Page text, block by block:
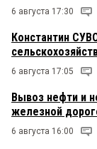
6 августа 17:30
Константин
6 августа 17:05
Вывоз нефти и
железной
6 августа 16:00